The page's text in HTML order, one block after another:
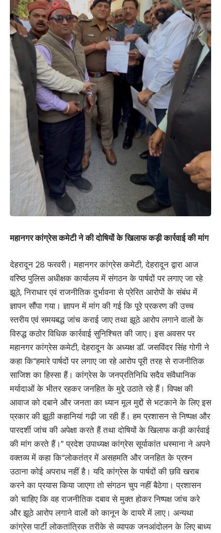
महानगर कांग्रेस कमेटी ने की दोषियों के खिलाफ कड़ी कार्रवाई की मांग
देहरादून 28 फरवरी। महानगर कांग्रेस कमेटी, देहरादून द्वारा आज
वरिष्ठ पुलिस अधीक्षक कार्यालय में संगठन के पार्षदों पर लगाए जा रहे
झूठे, निराधार एवं राजनीतिक दुर्भावना से प्रेरित आरोपों के संबंध में
ज्ञापन सौंपा गया। ज्ञापन में मांग की गई कि पूरे प्रकरण की उच्च
स्तरीय एवं समयबद्ध जांच कराई जाए तथा झूठे आरोप लगाने वालों के
विरुद्ध कठोर विधिक कार्रवाई सुनिश्चित की जाए। इस अवसर पर
महानगर कांग्रेस कमेटी, देहरादून के अध्यक्ष डॉ. जसविंदर सिंह गोगी ने
कहा कि“हमारे पार्षदों पर लगाए जा रहे आरोप पूरी तरह से राजनीतिक
साजिश का हिस्सा हैं। कांग्रेस के जनप्रतिनिधि सदैव संवैधानिक
मर्यादाओं के भीतर रहकर जनहित के मुद्दे उठाते रहे हैं। विपक्ष की
आवाज को दबाने और जनता का ध्यान मूल मुद्दों से भटकाने के लिए इस
प्रकार की झूठी कहानियां गढ़ी जा रही हैं। हम प्रशासन से निष्पक्ष और
पारदर्शी जांच की अपेक्षा करते हैं तथा दोषियों के खिलाफ कड़ी कार्रवाई
की मांग करते हैं।” प्रदेश उपाध्यक्ष कांग्रेस सूर्याकांत धस्माना ने अपने
वक्तव्य में कहा कि“लोकतंत्र में असहमति और जनहित के प्रश्न
उठाना कोई अपराध नहीं है। यदि कांग्रेस के पार्षदों की छवि खराब
करने का प्रयास किया जाएगा तो संगठन चुप नहीं बैठेगा। प्रशासन
को चाहिए कि वह राजनीतिक दबाव से मुक्त होकर निष्पक्ष जांच करे
और झूठे आरोप लगाने वालों को कानून के दायरे में लाए। अन्यथा
कांग्रेस पार्टी लोकतांत्रिक तरीके से व्यापक जनआंदोलन के लिए बाध्य